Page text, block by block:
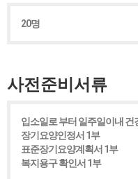
20명
사전준비서류
입소일로 부터 일주일이내
장기요양인정서 1부
표준장기요양계획서 1부
복지용구 확인서 1부